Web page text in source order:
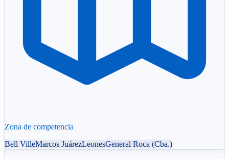
Zona de competencia
Bell VilleMarcos JuárezLeonesGeneral Roca (Cba.)